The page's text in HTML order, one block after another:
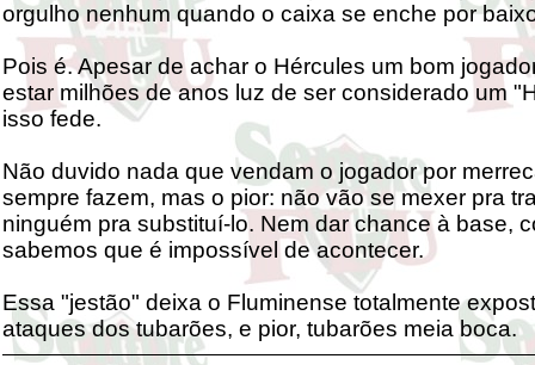
orgulho nenhum quando o caixa se enche por
Pois é. Apesar de achar o Hércules um bom
estar milhões de anos luz de ser considerado um
isso fede.
Não duvido nada que vendam o jogador por
sempre fazem, mas o pior: não vão se mexer pra
ninguém pra substituí-lo. Nem dar chance à base,
sabemos que é impossível de acontecer.
Essa "jestão" deixa o Fluminense totalmente
ataques dos tubarões, e pior, tubarões meia boca.